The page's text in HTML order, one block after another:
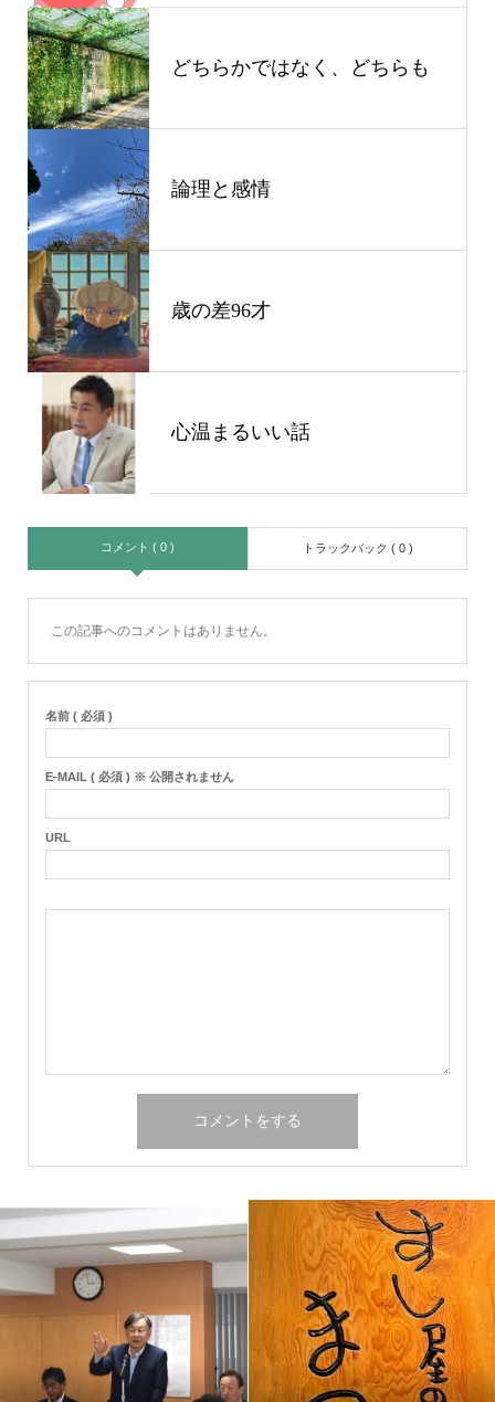
どちらかではなく、どちらも
論理と感情
歳の差96才
心温まるいい話
コメント ( 0 ) トラックバック ( 0 )
この記事へのコメントはありません。
名前 ( 必須 )
E-MAIL ( 必須 ) ※ 公開されません
URL